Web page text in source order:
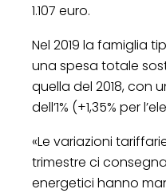
1.107 euro.
Nel 2019 la famiglia
una spesa totale
quella del 2018, con
dell’1% (+1,35% per
«Le variazioni
trimestre ci
energetici hanno